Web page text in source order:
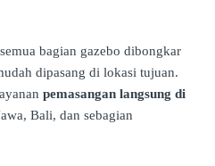
bagian gazebo dibongkar
dipasang di lokasi tujuan.
pemasangan langsung di
Bali, dan sebagian